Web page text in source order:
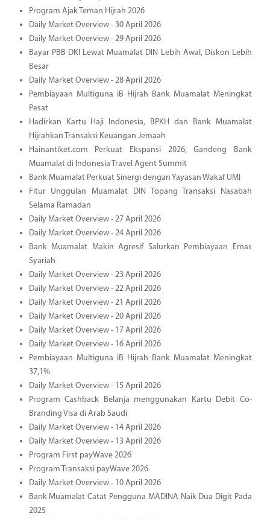
Program Ajak Teman Hijrah 2026
Daily Market Overview - 30 April 2026
Daily Market Overview - 29 April 2026
Bayar PBB DKI Lewat Muamalat DIN Lebih Awal, Diskon Lebih
Besar
Daily Market Overview - 28 April 2026
Pembiayaan Multiguna iB Hijrah Bank Muamalat Meningkat
Pesat
Hadirkan Kartu Haji Indonesia, BPKH dan Bank Muamalat
Hijrahkan Transaksi Keuangan Jemaah
Hainantiket.com Perkuat Ekspansi 2026, Gandeng Bank
Muamalat di Indonesia Travel Agent Summit
Bank Muamalat Perkuat Sinergi dengan Yayasan Wakaf UMI
Fitur Unggulan Muamalat DIN Topang Transaksi Nasabah
Selama Ramadan
Daily Market Overview - 27 April 2026
Daily Market Overview - 24 April 2026
Bank Muamalat Makin Agresif Salurkan Pembiayaan Emas
Syariah
Daily Market Overview - 23 April 2026
Daily Market Overview - 22 April 2026
Daily Market Overview - 21 April 2026
Daily Market Overview - 20 April 2026
Daily Market Overview - 17 April 2026
Daily Market Overview - 16 April 2026
Pembiayaan Multiguna iB Hijrah Bank Muamalat Meningkat
37,1%
Daily Market Overview - 15 April 2026
Program Cashback Belanja menggunakan Kartu Debit Co-
Branding Visa di Arab Saudi
Daily Market Overview - 14 April 2026
Daily Market Overview - 13 April 2026
Program First payWave 2026
Program Transaksi payWave 2026
Daily Market Overview - 10 April 2026
Bank Muamalat Catat Pengguna MADINA Naik Dua Digit Pada
2025